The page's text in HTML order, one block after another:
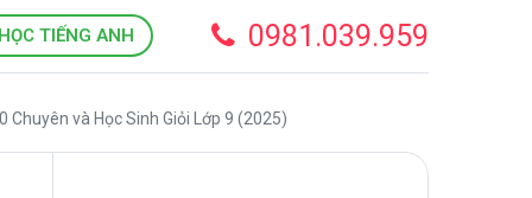
TIẾNG ANH 0981.039.959
và Học Sinh Giỏi Lớp 9 (2025)